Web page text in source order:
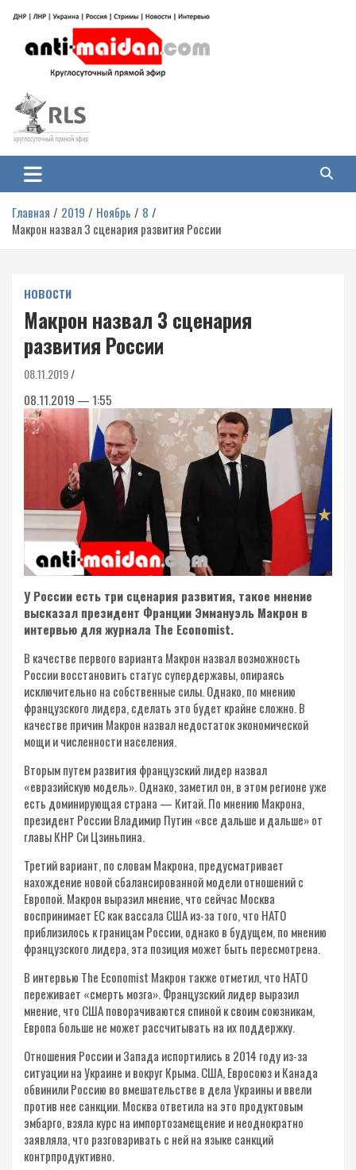
содержимому
Антимайдан: Гражданская война
на Украине
гражданской войне на Украине, включая события в Новороссии, ДНР,
ЛНР и других регионах.
Главная 2019 Ноябрь
8
Макрон назвал 3 сценария развития России
НОВОСТИ
Макрон назвал 3 сценария
развития России
08.11.2019
08.11.2019 — 1:55
У России есть три сценария развития, такое мнение
высказал президент Франции Эммануэль Макрон в
интервью для журнала The Economist.
В качестве первого варианта Макрон назвал возможность
России восстановить статус супердержавы, опираясь
исключительно на собственные силы. Однако, по мнению
французского лидера, сделать это будет крайне сложно. В
качестве причин Макрон назвал недостаток экономической
мощи и численности населения.
Вторым путем развития французский лидер назвал
«евразийскую модель». Однако, заметил он, в этом регионе уже
есть доминирующая страна — Китай. По мнению Макрона,
президент России Владимир Путин «все дальше и дальше» от
главы КНР Си Цзиньпина.
Третий вариант, по словам Макрона, предусматривает
нахождение новой сбалансированной модели отношений с
Европой. Макрон выразил мнение, что сейчас Москва
воспринимает ЕС как вассала США из-за того, что НАТО
приблизилось к границам России, однако в будущем, по мнению
французского лидера, эта позиция может быть пересмотрена.
В интервью The Economist Макрон также отметил, что НАТО
переживает «смерть мозга». Французский лидер выразил
мнение, что США поворачиваются спиной к своим союзникам,
Европа больше не может рассчитывать на их поддержку.
Отношения России и Запада испортились в 2014 году из-за
ситуации на Украине и вокруг Крыма. США, Евросоюз и Канада
обвинили Россию во вмешательстве в дела Украины и ввели
против нее санкции. Москва ответила на это продуктовым
эмбарго, взяла курс на импортозамещение и неоднократно
заявляла, что разговаривать с ней на языке санкций
контрпродуктивно.